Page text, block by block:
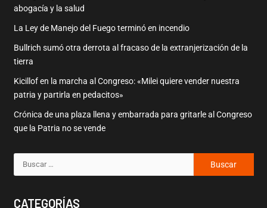
abogacía y la salud
La Ley de Manejo del Fuego terminó en incendio
Bullrich sumó otra derrota al fracaso de la extranjerización de la
tierra
Kicillof en la marcha al Congreso: «Milei quiere vender nuestra
patria y partirla en pedacitos»
Crónica de una plaza llena y embarrada para gritarle al Congreso
que la Patria no se vende
CATEGORÍAS